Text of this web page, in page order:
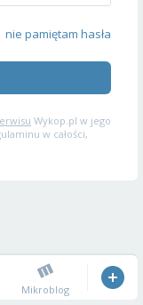
nie pamiętam hasła
Wykop.pl w jego
w całości,
Mikroblog